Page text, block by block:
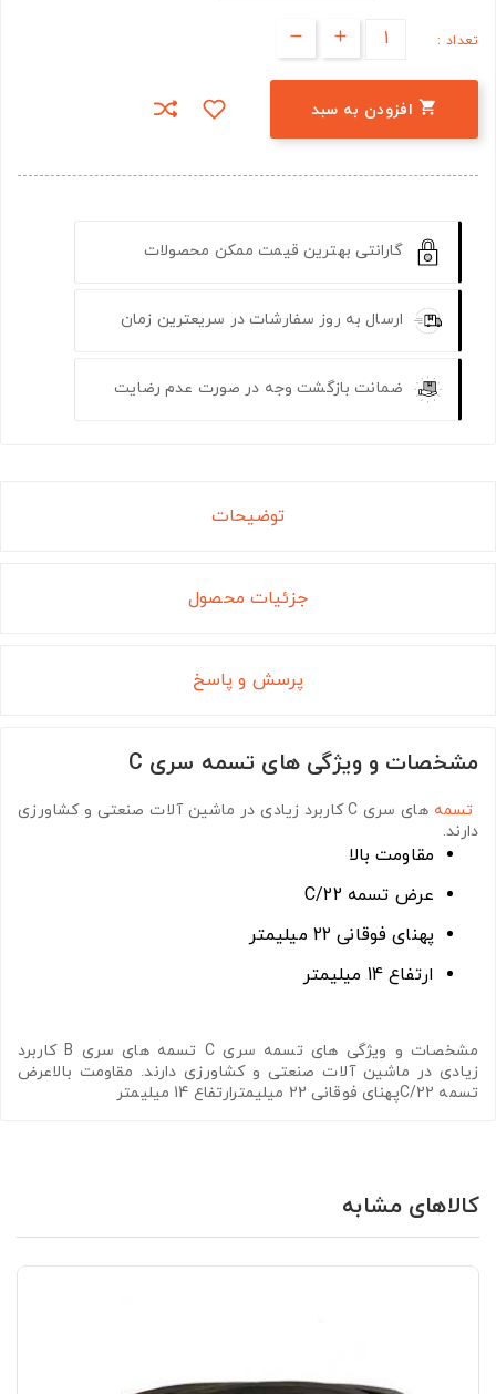
تعداد :
 افزودن به سبد
گارانتی بهترین قیمت ممکن محصولات
ارسال به روز سفارشات در سریعترین زمان
ضمانت بازگشت وجه در صورت عدم رضایت
توضیحات
جزئیات محصول
پرسش و پاسخ
مشخصات و ویژگی های تسمه سری C
تسمه های سری C
کاربرد زیادی در ماشین آلات صنعتی و کشاورزی
دارند.
مقاومت بالا
عرض تسمه C/22
پهنای فوقانی 22 میلیمتر
ارتفاع 14 میلیمتر
مشخصات و ویژگی های تسمه سری C تسمه های سری B کاربرد
زیادی در ماشین آلات صنعتی و کشاورزی دارند. مقاومت بالاعرض
تسمه C/22پهنای فوقانی 22 میلیمترارتفاع 14 میلیمتر
کالاهای مشابه